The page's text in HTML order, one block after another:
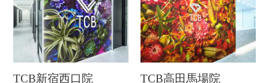
TCB新宿西口院 TCB高田馬場院